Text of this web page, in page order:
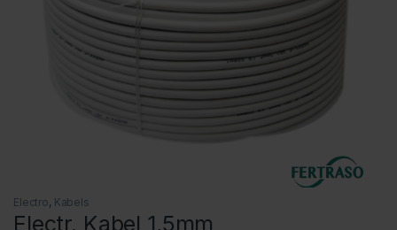
Electro, Kabels
Electr. Kabel 1,5mm